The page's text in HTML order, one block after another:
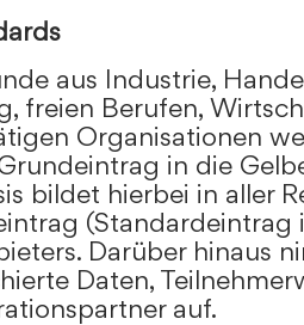
aus Industrie,
freien Berufen,
Organisationen
in die
bildet hierbei in aller
(Standardeintrag
Darüber hinaus
Daten,
auf.